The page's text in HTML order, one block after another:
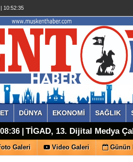
10:52:36
DÜNYA EKONOMİ SAĞLIK
08:36 | TİGAD, 13. Dijital Medya
Galeri Video Galeri Günün